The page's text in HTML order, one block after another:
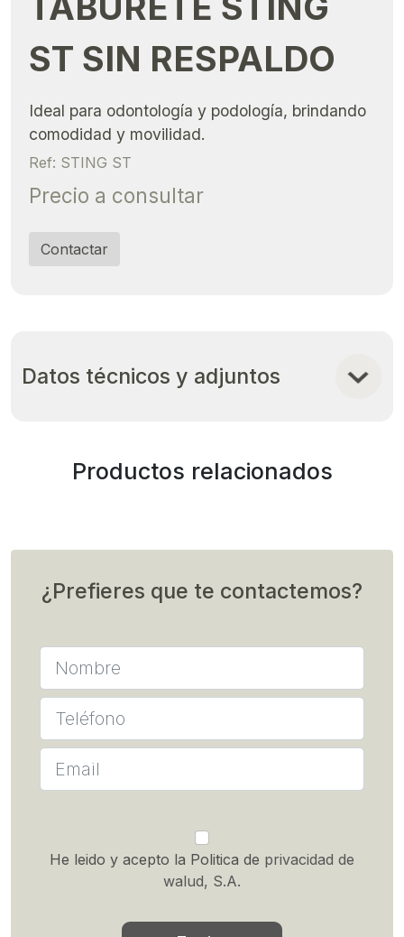
ST SIN RESPALDO
Ideal para odontología y podología, brindando
comodidad y movilidad.
Ref: STING ST
Precio a consultar
Contactar
Datos técnicos y adjuntos
Productos relacionados
¿Prefieres que te contactemos?
He leido y acepto la Politica de privacidad de
walud, S.A.